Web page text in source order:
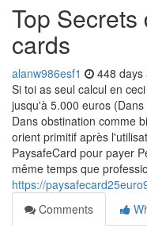
Top
cards
alanw986esf1 448 days
Si toi as seul calcul en
jusqu'à 5.000 euros
Dans obstination comme
orient primitif après
PaysafeCard pour payer
même temps que
https://
Comments